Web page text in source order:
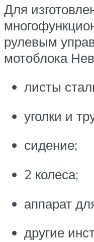
Для
рулевым
мотоблока
листы
уголки и
сидение;
2 колеса;
аппарат
другие